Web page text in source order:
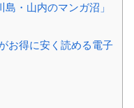
・山内のマンガ沼」
お得に安く読める電子